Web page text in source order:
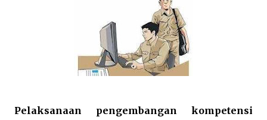
Pelaksanaan pengembangan kompetensi